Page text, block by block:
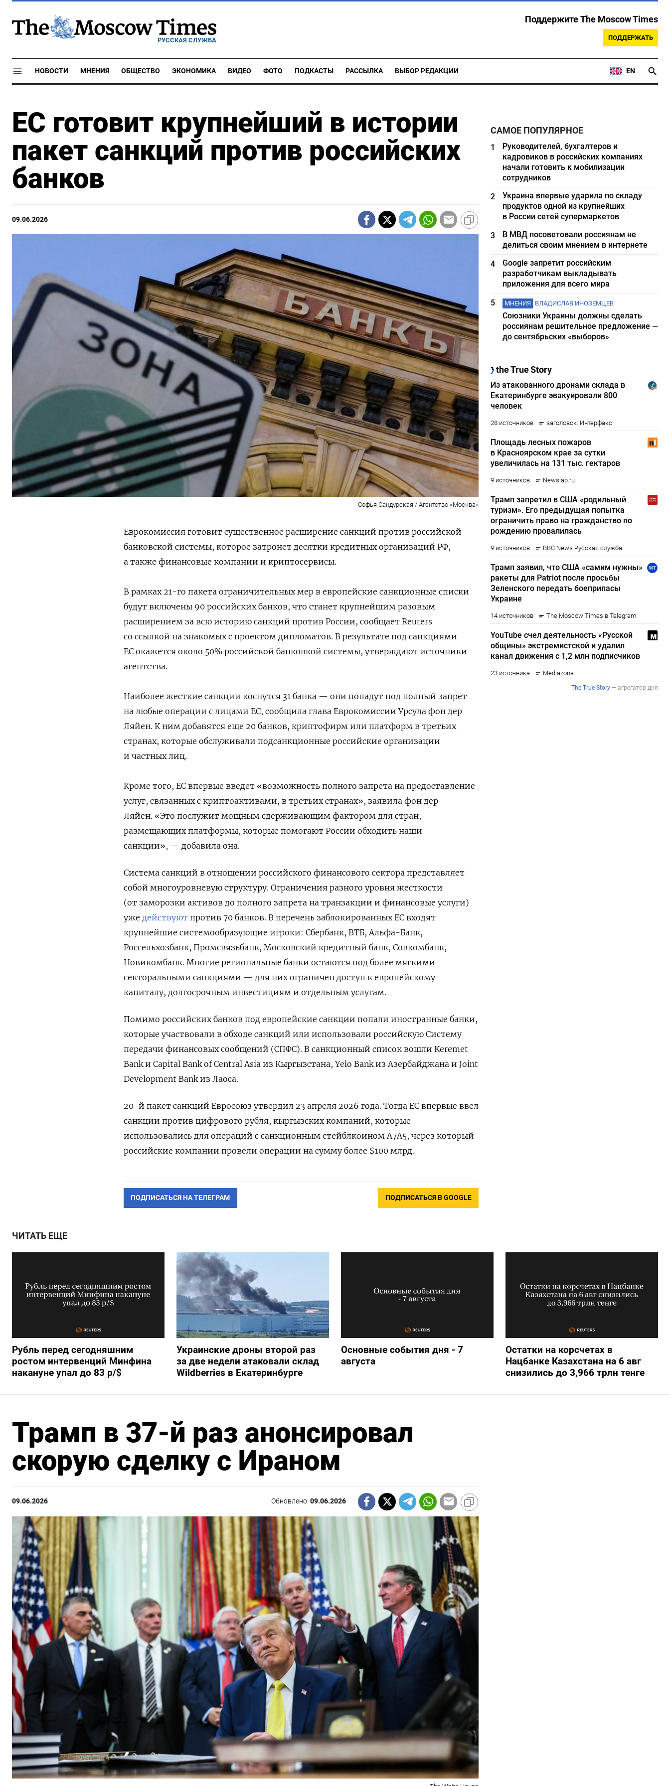
РУССКАЯ СЛУЖБА
Поддержите The Moscow Times
ПОДДЕРЖАТЬ
НОВОСТИ МНЕНИЯ ОБЩЕСТВО ЭКОНОМИКА ВИДЕО ФОТО ПОДКАСТЫ РАССЫЛКА ВЫБОР РЕДАКЦИИ EN
ЕС готовит крупнейший в истории
пакет санкций против российских
банков
09.06.2026
Софья Сандурская / Агентство «Москва»
Еврокомиссия готовит существенное расширение санкций против российской
банковской системы, которое затронет десятки кредитных организаций РФ,
а также финансовые компании и криптосервисы.
В рамках 21-го пакета ограничительных мер в европейские санкционные списки
будут включены 90 российских банков, что станет крупнейшим разовым
расширением за всю историю санкций против России, сообщает Reuters
со ссылкой на знакомых с проектом дипломатов. В результате под санкциями
ЕС окажется около 50% российской банковкой системы, утверждают источники
агентства.
Наиболее жесткие санкции коснутся 31 банка — они попадут под полный запрет
на любые операции с лицами ЕС, сообщила глава Еврокомиссии Урсула фон дер
Ляйен. К ним добавятся еще 20 банков, криптофирм или платформ в третьих
странах, которые обслуживали подсанкционные российские организации
и частных лиц.
Кроме того, ЕС впервые введет «возможность полного запрета на предоставление
услуг, связанных с криптоактивами, в третьих странах», заявила фон дер
Ляйен. «Это послужит мощным сдерживающим фактором для стран,
размещающих платформы, которые помогают России обходить наши
санкции», — добавила она.
Система санкций в отношении российского финансового сектора представляет
собой многоуровневую структуру. Ограничения разного уровня жесткости
(от заморозки активов до полного запрета на транзакции и финансовые услуги)
уже действуют против 70 банков. В перечень заблокированных ЕС входят
крупнейшие системообразующие игроки: Сбербанк, ВТБ, Альфа-Банк,
Россельхозбанк, Промсвязьбанк, Московский кредитный банк, Совкомбанк,
Новикомбанк. Многие региональные банки остаются под более мягкими
секторальными санкциями — для них ограничен доступ к европейскому
капиталу, долгосрочным инвестициям и отдельным услугам.
Помимо российских банков под европейские санкции попали иностранные банки,
которые участвовали в обходе санкций или использовали российскую Систему
передачи финансовых сообщений (СПФС). В санкционный список вошли Keremet
Bank и Capital Bank of Central Asia из Кыргызстана, Yelo Bank из Азербайджана и Joint
Development Bank из Лаоса.
20-й пакет санкций Евросоюз утвердил 23 апреля 2026 года. Тогда ЕС впервые ввел
санкции против цифрового рубля, кыргызских компаний, которые
использовались для операций с санкционным стейблкоином A7A5, через который
российские компании провели операции на сумму более $100 млрд.
ПОДПИСАТЬСЯ НА ТЕЛЕГРАМ ПОДПИСАТЬСЯ В GOOGLE
САМОЕ ПОПУЛЯРНОЕ
1
Руководителей, бухгалтеров и
кадровиков в российских компаниях
начали готовить к мобилизации
сотрудников
2
Украина впервые ударила по складу
продуктов одной из крупнейших
в России сетей супермаркетов
3
В МВД посоветовали россиянам не
делиться своим мнением в интернете
4
Google запретит российским
разработчикам выкладывать
приложения для всего мира
5
МНЕНИЯ ВЛАДИСЛАВ ИНОЗЕМЦЕВ
Союзники Украины должны сделать
россиянам решительное предложение —
до сентябрьских «выборов»
ЧИТАТЬ ЕЩЕ
Рубль перед сегодняшним
ростом интервенций Минфина
накануне упал до 83 р/$
Украинские дроны второй раз
за две недели атаковали склад
Wildberries в Екатеринбурге
Основные события дня - 7
августа
Остатки на корсчетах в
Нацбанке Казахстана на 6 авг
снизились до 3,966 трлн тенге
Трамп в 37-й раз анонсировал
скорую сделку с Ираном
09.06.2026 Обновлено:09.06.2026